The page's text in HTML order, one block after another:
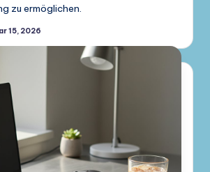
zu ermöglichen.
15, 2026